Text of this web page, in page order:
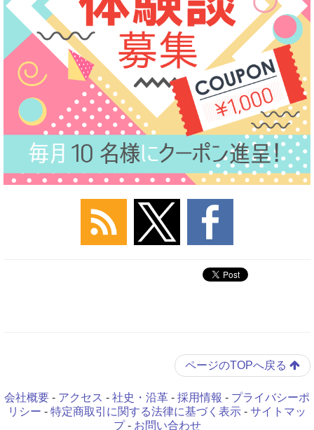
ページのTOPへ戻る
会社概要 - アクセス - 社史・沿革 - 採用情報 - プライバシーポ
リシー - 特定商取引に関する法律に基づく表示 - サイトマッ
プ- お問い合わせ